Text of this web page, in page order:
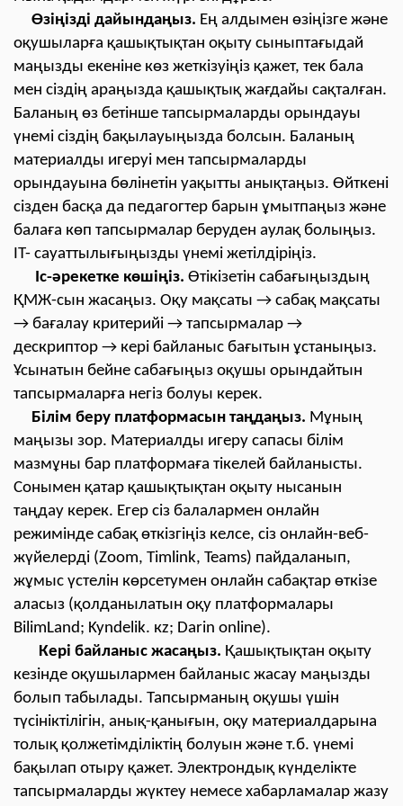
Өзіңізді дайындаңыз. Ең алдымен өзіңізге және
оқушыларға қашықтықтан оқыту сыныптағыдай
маңызды екеніне көз жеткізуіңіз қажет, тек бала
мен сіздің араңызда қашықтық жағдайы сақталған.
Баланың өз бетінше тапсырмаларды орындауы
үнемі сіздің бақылауыңызда болсын. Баланың
материалды игеруі мен тапсырмаларды
орындауына бөлінетін уақытты анықтаңыз. Өйткені
сізден басқа да педагогтер барын ұмытпаңыз және
балаға көп тапсырмалар беруден аулақ болыңыз.
IT- сауаттылығыңызды үнемі жетілдіріңіз.
Іс-әрекетке көшіңіз. Өтікізетін сабағыңыздың
ҚМЖ-сын жасаңыз. Оқу мақсаты → сабақ мақсаты
→ бағалау критерийі → тапсырмалар →
дескриптор → кері байланыс бағытын ұстаныңыз.
Ұсынатын бейне сабағыңыз оқушы орындайтын
тапсырмаларға негіз болуы керек.
Білім беру платформасын таңдаңыз. Мұның
маңызы зор. Материалды игеру сапасы білім
мазмұны бар платформаға тікелей байланысты.
Сонымен қатар қашықтықтан оқыту нысанын
таңдау керек. Егер сіз балалармен онлайн
режимінде сабақ өткізгіңіз келсе, сіз онлайн-веб-
жүйелерді (Zoom, Timlink, Teams) пайдаланып,
жұмыс үстелін көрсетумен онлайн сабақтар өткізе
аласыз (қолданылатын оқу платформалары
BilimLand; Kyndelik. кz; Darin online).
Кері байланыс жасаңыз. Қашықтықтан оқыту
кезінде оқушылармен байланыс жасау маңызды
болып табылады. Тапсырманың оқушы үшін
түсініктілігін, анық-қанығын, оқу материалдарына
толық қолжетімділіктің болуын және т.б. үнемі
бақылап отыру қажет. Электрондық күнделікте
тапсырмаларды жүктеу немесе хабарламалар жазу